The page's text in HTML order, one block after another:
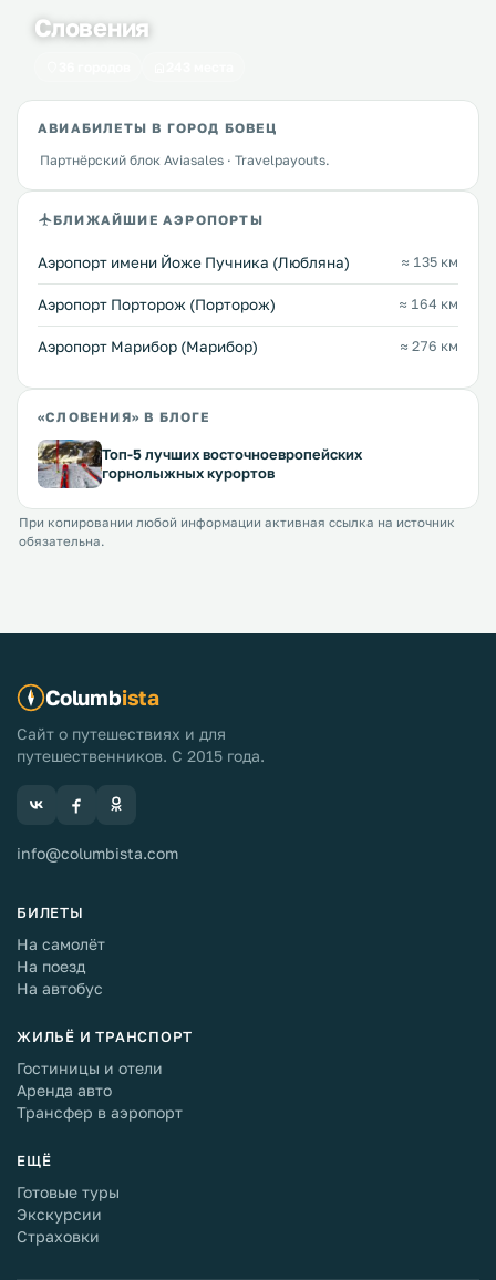
Словения
АВИАБИЛЕТЫ В ГОРОД БОВЕЦ
Партнёрский блок Aviasales · Travelpayouts.
БЛИЖАЙШИЕ АЭРОПОРТЫ
Аэропорт имени Йоже Пучника (Любляна) ≈ 135 км
Аэропорт Порторож (Порторож) ≈ 164 км
Аэропорт Марибор (Марибор) ≈ 276 км
«СЛОВЕНИЯ» В БЛОГЕ
Топ-5 лучших восточноевропейских
горнолыжных курортов
При копировании любой информации активная ссылка на источник
обязательна.
Columbista
Сайт о путешествиях и для
путешественников. С 2015 года.
info@columbista.com
БИЛЕТЫ
На самолёт
На поезд
На автобус
ЖИЛЬЁ И ТРАНСПОРТ
Гостиницы и отели
Аренда авто
Трансфер в аэропорт
ЕЩЁ
Готовые туры
Экскурсии
Страховки